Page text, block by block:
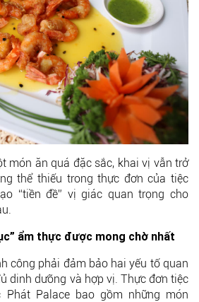
món ăn quá đặc sắc, khai vị vẫn trở
thể thiếu trong thực đơn của tiệc
“tiền đề” vị giác quan trọng cho
ẩm thực được mong chờ nhất
công phải đảm bảo hai yếu tố quan
dinh dưỡng và hợp vị. Thực đơn tiệc
Palace bao gồm những món